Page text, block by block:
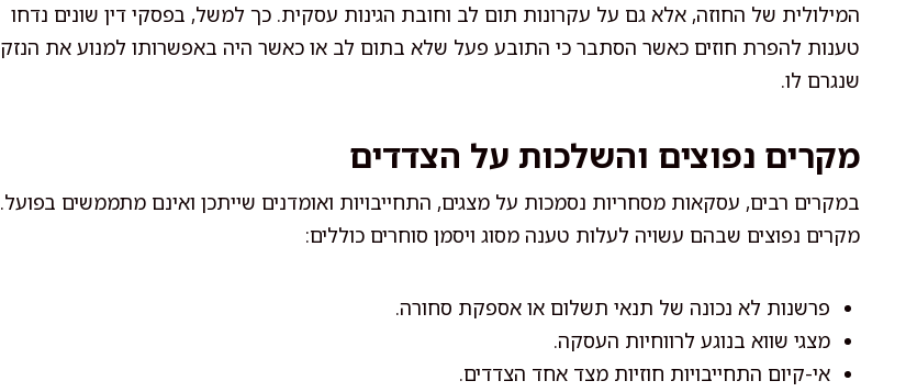
המילולית של החוזה, אלא גם על עקרונות תום לב וחובת הגינות עסקית. כך למשל, בפסקי דין שונים נדחו
טענות להפרת חוזים כאשר הסתבר כי התובע פעל שלא בתום לב או כאשר היה באפשרותו למנוע את הנזק
שנגרם לו.
מקרים נפוצים והשלכות על הצדדים
במקרים רבים, עסקאות מסחריות נסמכות על מצגים, התחייבויות ואומדנים שייתכן ואינם מתממשים בפועל.
מקרים נפוצים שבהם עשויה לעלות טענה מסוג ויסמן סוחרים כוללים:
פרשנות לא נכונה של תנאי תשלום או אספקת סחורה.
מצגי שווא בנוגע לרווחיות העסקה.
אי-קיום התחייבויות חוזיות מצד אחד הצדדים.